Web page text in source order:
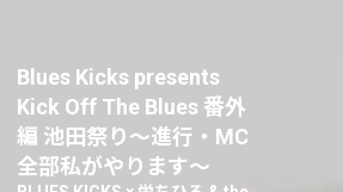
Blues Kicks presents
Kick Off The Blues 番外
編 池田祭り〜進行・MC
全部私がやります〜